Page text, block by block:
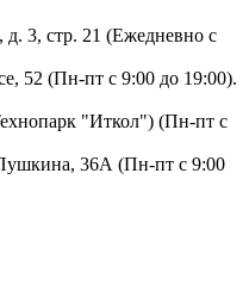
д. 3, стр. 21 (Ежедневно с
52 (Пн-пт с 9:00 до 19:00).
"Иткол") (Пн-пт с
36А (Пн-пт с 9:00